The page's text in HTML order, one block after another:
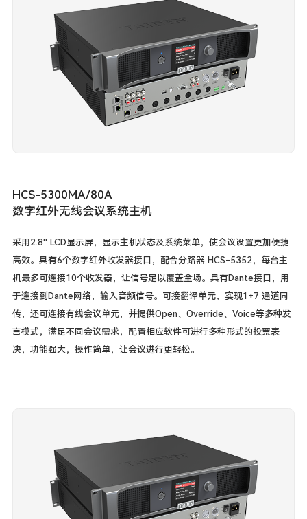
HCS-5300MA/80A
数字红外无线会议系统主机
采用2.8'' LCD显示屏，显示主机状态及系统菜单，使会议设置更加便捷
高效。具有6个数字红外收发器接口，配合分路器 HCS-5352，每台主
机最多可连接10个收发器，让信号足以覆盖全场。具有Dante接口，用
于连接到Dante网络，输入音频信号。可接翻译单元，实现1+7 通道同
传，还可连接有线会议单元，并提供Open、Override、Voice等多种发
言模式，满足不同会议需求，配置相应软件可进行多种形式的投票表
决，功能强大，操作简单，让会议进行更轻松。